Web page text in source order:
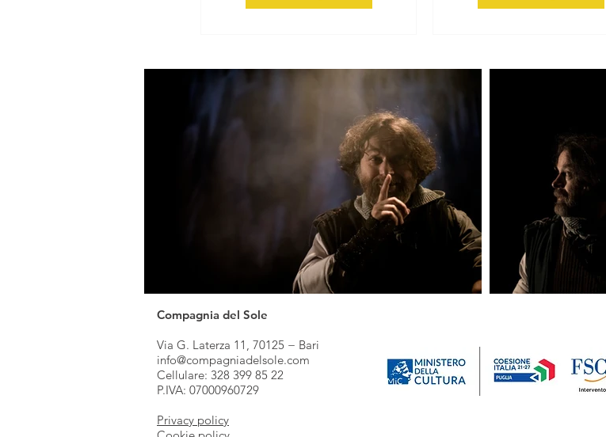
Compagnia del Sole
Via G. Laterza 11, 70125 − Bari
info@compagniadelsole.com
Cellulare: 328 399 85 22
P.IVA: 07000960729
Privacy policy